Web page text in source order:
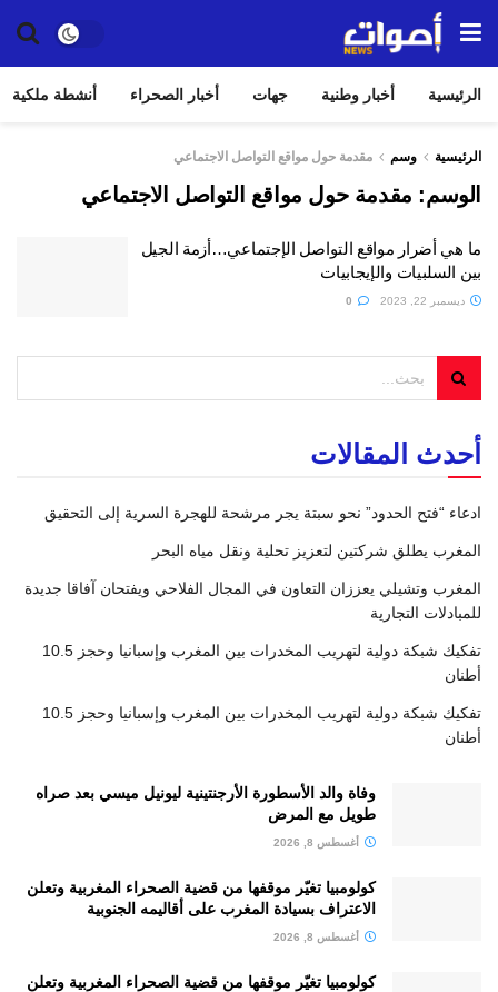
الرئيسية أخبار وطنية جهات أخبار الصحراء أنشطة ملكية
الرئيسية وسم مقدمة حول مواقع التواصل الاجتماعي
الوسم: مقدمة حول مواقع التواصل الاجتماعي
ما هي أضرار مواقع التواصل الإجتماعي…أزمة الجيل
بين السلبيات والإيجابيات
ديسمبر 22, 2023
أحدث المقالات
ادعاء “فتح الحدود” نحو سبتة يجر مرشحة للهجرة السرية إلى التحقيق
المغرب يطلق شركتين لتعزيز تحلية ونقل مياه البحر
المغرب وتشيلي يعززان التعاون في المجال الفلاحي ويفتحان آفاقا جديدة
للمبادلات التجارية
تفكيك شبكة دولية لتهريب المخدرات بين المغرب وإسبانيا وحجز 10.5
أطنان
تفكيك شبكة دولية لتهريب المخدرات بين المغرب وإسبانيا وحجز 10.5
أطنان
وفاة والد الأسطورة الأرجنتينية ليونيل ميسي بعد صراه
طويل مع المرض
أغسطس 8, 2026
كولومبيا تغيّر موقفها من قضية الصحراء المغربية وتعلن
الاعتراف بسيادة المغرب على أقاليمه الجنوبية
أغسطس 8, 2026
كولومبيا تغيّر موقفها من قضية الصحراء المغربية وتعلن